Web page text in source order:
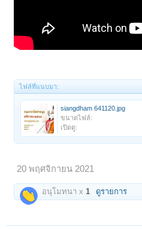
ไฟล์ที่แนบมา:
siangdham 641120.jpg
ขนาดไฟล์:
เปิดดู:
20 พฤศจิกายน 2021
อนุโมทนา x1 ดูรายการ